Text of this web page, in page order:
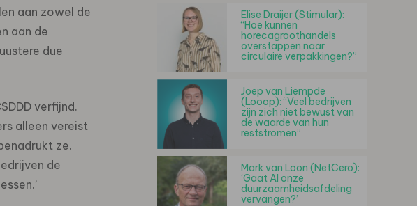
aan zowel de
aan de
due
verfijnd.
alleen vereist
ze.
de
Elise Draijer (Stimular):
“Hoe kunnen
horecagroothandels
overstappen naar
circulaire verpakkingen?”
Joep van Liempde
(Looop): “Veel bedrijven
zijn zich niet bewust van
de waarde van hun
reststromen”
Mark van Loon (NetCero):
‘Gaat AI onze
duurzaamheidsafdeling
vervangen?’